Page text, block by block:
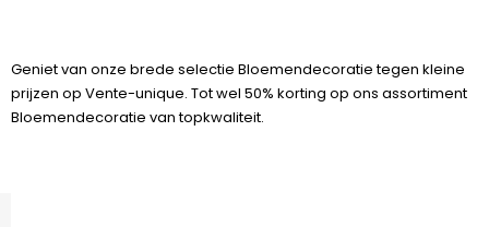
Geniet van onze brede selectie Bloemendecoratie tegen kleine
prijzen op Vente-unique. Tot wel 50% korting op ons assortiment
Bloemendecoratie van topkwaliteit.